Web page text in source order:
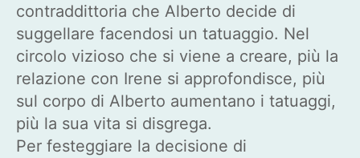
contraddittoria che Alberto decide di
suggellare facendosi un tatuaggio. Nel
circolo vizioso che si viene a creare, più la
relazione con Irene si approfondisce, più
sul corpo di Alberto aumentano i tatuaggi,
più la sua vita si disgrega.
Per festeggiare la decisione di